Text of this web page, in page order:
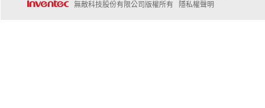
無敵科技股份有限公司版權所有
隱私權聲明